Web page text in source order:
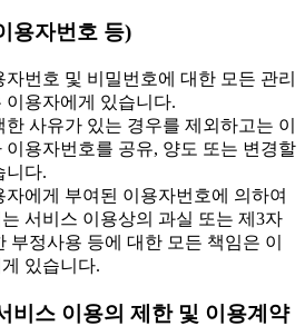
용자번호 등)
번호 및 비밀번호에 대한 모든 관리
이용자에게 있습니다.
사유가 있는 경우를 제외하고는 이
이용자번호를 공유, 양도 또는 변경할
니다.
에게 부여된 이용자번호에 의하여
서비스 이용상의 과실 또는 제3자
부정사용 등에 대한 모든 책임은 이
있습니다.
비스 이용의 제한 및 이용계약